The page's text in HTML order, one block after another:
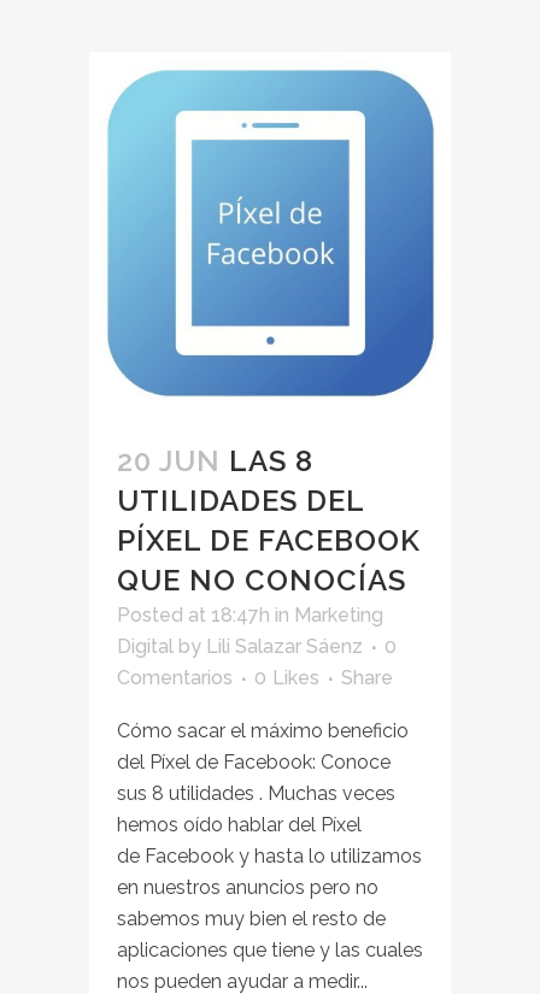
20 JUN LAS 8
UTILIDADES DEL
PÍXEL DE FACEBOOK
QUE NO CONOCÍAS
Posted at 18:47h in Marketing
Digital by Lili Salazar Sáenz
0
Comentarios
0 Likes Share
Cómo sacar el máximo beneficio
del Píxel de Facebook: Conoce
sus 8 utilidades . Muchas veces
hemos oído hablar del Píxel
de Facebook y hasta lo utilizamos
en nuestros anuncios pero no
sabemos muy bien el resto de
aplicaciones que tiene y las cuales
nos pueden ayudar a medir...